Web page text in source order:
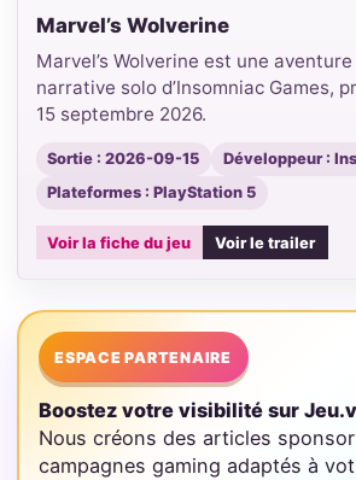
Marvel’s Wolverine
Marvel’s Wolverine est une aventure
narrative solo d’Insomniac Games,
15 septembre 2026.
Sortie : 2026-09-15
Développeur :
Plateformes : PlayStation 5
Voir la fiche du jeu Voir le trailer
ESPACE PARTENAIRE
Boostez votre visibilité sur
Nous créons des articles
campagnes gaming adaptés à